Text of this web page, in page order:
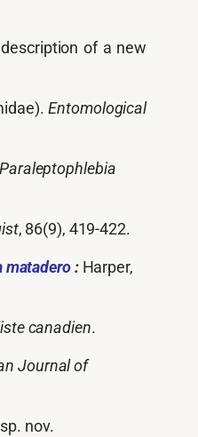
of a new
Entomological
Paraleptophlebia
, 86(9), 419-422.
matadero: Harper,
canadien.
Journal of
sp. nov.